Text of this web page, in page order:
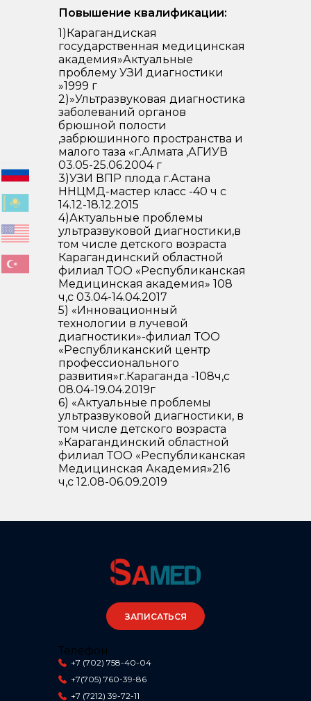
Повышение квалификации:
1)Карагандиская
государственная медицинская
академия»Актуальные
проблему УЗИ диагностики
»1999 г
2)»Ультразвуковая диагностика
заболеваний органов
брюшной полости
,забрюшинного пространства и
малого таза «г.Алмата ,АГИУВ
03.05-25.06.2004 г
3)УЗИ ВПР плода г.Астана
ННЦМД-мастер класс -40 ч с
14.12-18.12.2015
4)Актуальные проблемы
ультразвуковой диагностики,в
том числе детского возраста
Карагандинский областной
филиал ТОО «Республиканская
Медицинская академия» 108
ч,с 03.04-14.04.2017
5) «Инновационный
технологии в лучевой
диагностики»-филиал ТОО
«Республиканский центр
профессионального
развития»г.Караганда -108ч,с
08.04-19.04.2019г
6) «Актуальные проблемы
ультразвуковой диагностики, в
том числе детского возраста
»Карагандинский областной
филиал ТОО «Республиканская
Медицинская Академия»216
ч,с 12.08-06.09.2019
ЗАПИСАТЬСЯ
Телефон
+7 (702) 758-40-04
+7(705) 760-39-86
+7 (7212) 39-72-11